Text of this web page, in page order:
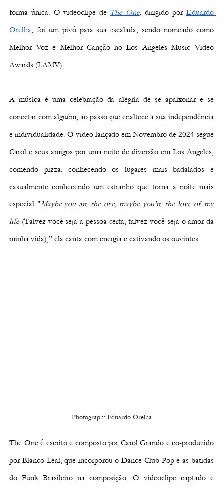
forma única. O videoclipe de The One, dirigido por Eduardo
Orelha, foi um pivô para sua escalada, sendo nomeado como
Melhor Voz e Melhor Canção no Los Angeles Music Video
Awards (LAMV).
A música é uma celebração da alegria de se apaixonar e se
conectar com alguém, ao passo que enaltece a sua independência
e individualidade. O vídeo lançado em Novembro de 2024 segue
Carol e seus amigos por uma noite de diversão em Los Angeles,
comendo pizza, conhecendo os lugares mais badalados e
casualmente conhecendo um estranho que torna a noite mais
especial "Maybe you are the one, maybe you’re the love of my
life (Talvez você seja a pessoa certa, talvez você seja o amor da
minha vida),” ela canta com energia e cativando os ouvintes.
Photograph: Eduardo Orelha
The One é escrito e composto por Carol Grando e co-produzido
por Blanco Leal, que incorporou o Dance Club Pop e as batidas
do Funk Brasileiro na composição. O videoclipe captado e